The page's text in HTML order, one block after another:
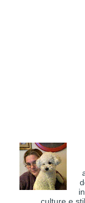
culture e